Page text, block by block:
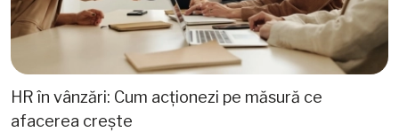
HR în vânzări: Cum acționezi pe măsură ce
afacerea crește